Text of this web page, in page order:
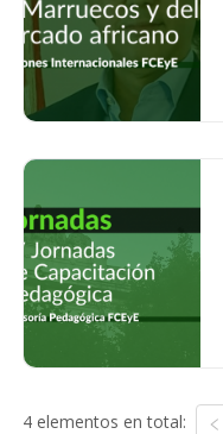
4 elementos en total: